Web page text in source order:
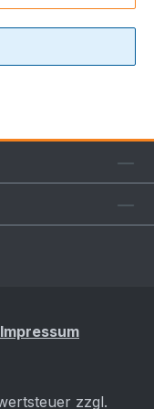
Impressum
zzgl.